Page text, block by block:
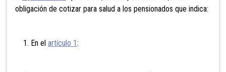
obligación de cotizar para salud a los pensionados que indica:
1. En el artículo 1: